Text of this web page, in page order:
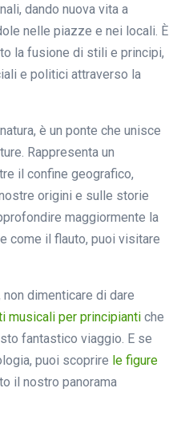
dando nuova vita a
nelle piazze e nei locali. È
la fusione di stili e principi,
e politici attraverso la
è un ponte che unisce
Rappresenta un
il confine geografico,
origini e sulle storie
maggiormente la
come il flauto, puoi visitare
dimenticare di dare
musicali per principianti che
fantastico viaggio. E se
puoi scoprire le figure
il nostro panorama